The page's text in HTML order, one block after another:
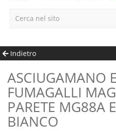
Indietro
ASCIUGAMANO ELETTRICO
FUMAGALLI
PARETE MG88A
BIANCO